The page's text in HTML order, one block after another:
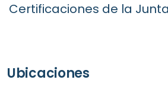
Certificaciones de la Junta
Ubicaciones